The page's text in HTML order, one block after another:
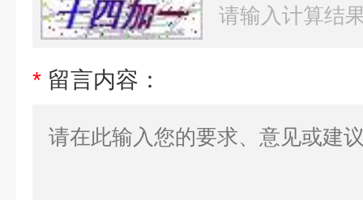
* 留言内容：